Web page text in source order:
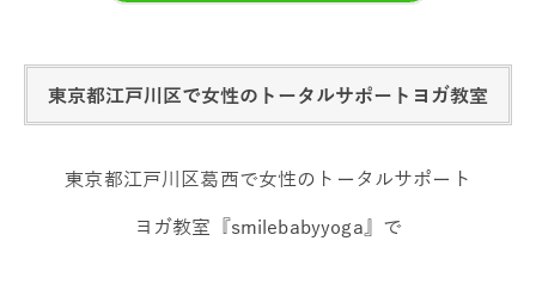
東京都江戸川区で女性のトータルサポートヨガ教室
東京都江戸川区葛西で女性のトータルサポート
ヨガ教室『smilebabyyoga』で